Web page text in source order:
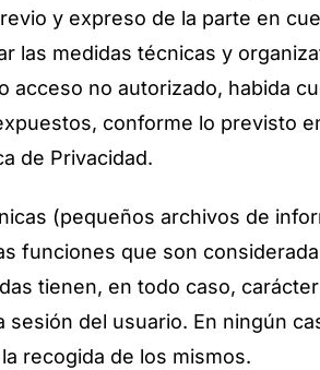
y expreso de la parte en
las medidas técnicas y
acceso no autorizado, habida
conforme lo previsto
de Privacidad.
(pequeños archivos de
funciones que son
tienen, en todo caso,
sesión del usuario. En ningún
recogida de los mismos.